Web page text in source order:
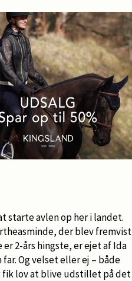
starte avlen op her i landet.
der blev fremvist
2-års hingste, er ejet af Ida
Og velset eller ej – både
fik lov at blive udstillet på det